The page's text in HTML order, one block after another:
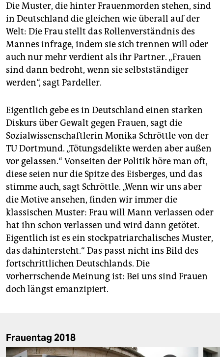
Die Muster, die hinter Frauenmorden stehen, sind
in Deutschland die gleichen wie überall auf der
Welt: Die Frau stellt das Rollenverständnis des
Mannes infrage, indem sie sich trennen will oder
auch nur mehr verdient als ihr Partner. „Frauen
sind dann bedroht, wenn sie selbstständiger
werden“, sagt Pardeller.
Eigentlich gebe es in Deutschland einen starken
Diskurs über Gewalt gegen Frauen, sagt die
Sozialwissenschaftlerin Monika Schröttle von der
TU Dortmund. „Tötungsdelikte werden aber außen
vor gelassen.“ Vonseiten der Politik höre man oft,
diese seien nur die Spitze des Eisberges, und das
stimme auch, sagt Schröttle. „Wenn wir uns aber
die Motive ansehen, finden wir immer die
klassischen Muster: Frau will Mann verlassen oder
hat ihn schon verlassen und wird dann getötet.
Eigentlich ist es ein stockpatriarchalisches Muster,
das dahintersteht.“ Das passt nicht ins Bild des
fortschrittlichen Deutschlands. Die
vorherrschende Meinung ist: Bei uns sind Frauen
doch längst emanzipiert.
Frauentag 2018